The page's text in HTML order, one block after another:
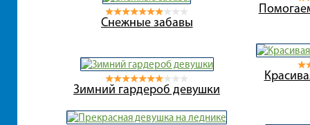
Снежные забавы
Зимний гардероб девушки